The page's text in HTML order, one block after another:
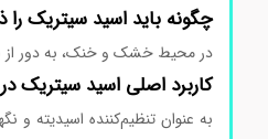
چگونه باید اسید سیتریک را
در محیط خشک و خنک، به دور از
کاربرد اصلی اسید سیتریک
به عنوان تنظیم‌کننده اسیدیته و